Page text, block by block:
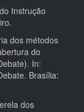
Instrução
dos métodos
do
In:
Brasília:
dos